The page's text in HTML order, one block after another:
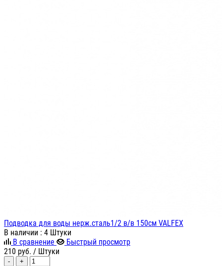
Подводка для воды нерж.сталь1/2 в/в 150см VALFEX
В наличии : 4 Штуки
В сравнение
Быстрый просмотр
210 руб. / Штуки
- +